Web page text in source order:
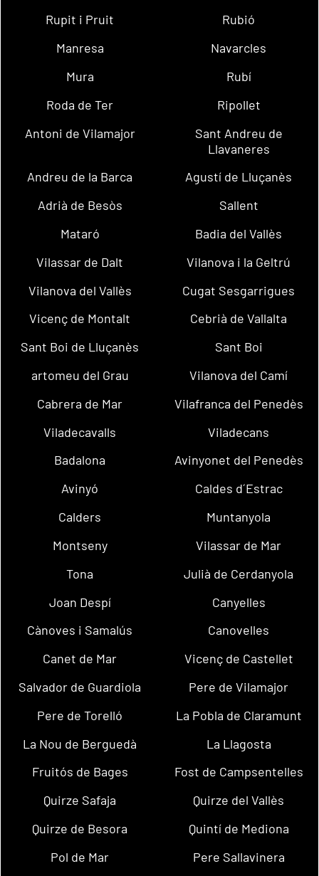
Rupit i Pruit
Rubió
Manresa
Navarcles
Mura
Rubí
Roda de Ter
Ripollet
Antoni de Vilamajor
Sant Andreu de
Llavaneres
Andreu de la Barca
Agustí de Lluçanès
Adrià de Besòs
Sallent
Mataró
Badia del Vallès
Vilassar de Dalt
Vilanova i la Geltrú
Vilanova del Vallès
Cugat Sesgarrigues
Vicenç de Montalt
Cebrià de Vallalta
Sant Boi de Lluçanès
Sant Boi
artomeu del Grau
Vilanova del Camí
Cabrera de Mar
Vilafranca del Penedès
Viladecavalls
Viladecans
Badalona
Avinyonet del Penedès
Avinyó
Caldes d´Estrac
Calders
Muntanyola
Montseny
Vilassar de Mar
Tona
Julià de Cerdanyola
Joan Despí
Canyelles
Cànoves i Samalús
Canovelles
Canet de Mar
Vicenç de Castellet
Salvador de Guardiola
Pere de Vilamajor
Pere de Torelló
La Pobla de Claramunt
La Nou de Berguedà
La Llagosta
Fruitós de Bages
Fost de Campsentelles
Quirze Safaja
Quirze del Vallès
Quirze de Besora
Quintí de Mediona
Pol de Mar
Pere Sallavinera